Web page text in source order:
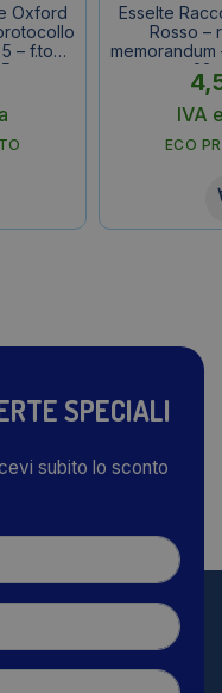
Oxford
– f.to
Esselte
Rosso –
IVA
ECO
SPECIALI
subito lo sconto